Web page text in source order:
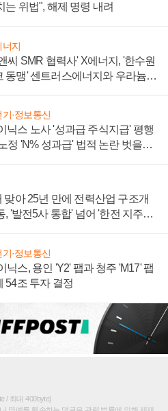
는 위법", 해제 명령 내려
너지
씨 SMR 협력사' X에너지, '한수원
동맹' 센트러스에너지와 우라늄
기·정보통신
닉스 노사 '성과급 주식지급' 평행
정 'N% 성과급' 법적 논란 벗을지
맞아 25년 만에 전력산업 구조개
, '발전5사 통합' 넘어 '한전 지주사'
기·정보통신
닉스, 용인 'Y2' 팹과 청주 'M17' 팹
54조 투자 결정
/ 최대 400byte)